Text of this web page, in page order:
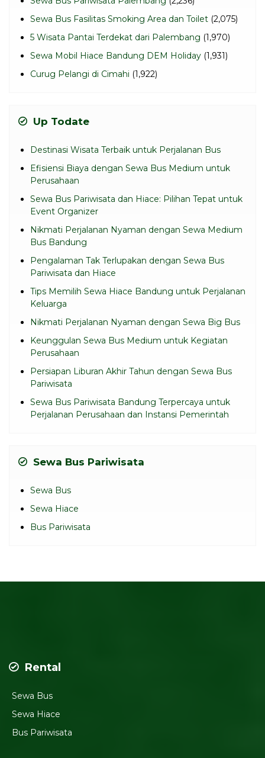
Sewa Bus Fasilitas Smoking Area dan Toilet (2,075)
5 Wisata Pantai Terdekat dari Palembang (1,970)
Sewa Mobil Hiace Bandung DEM Holiday (1,931)
Curug Pelangi di Cimahi (1,922)
Up Todate
Destinasi Wisata Terbaik untuk Perjalanan Bus
Efisiensi Biaya dengan Sewa Bus Medium untuk
Perusahaan
Sewa Bus Pariwisata dan Hiace: Pilihan Tepat untuk
Event Organizer
Nikmati Perjalanan Nyaman dengan Sewa Medium
Bus Bandung
Pengalaman Tak Terlupakan dengan Sewa Bus
Pariwisata dan Hiace
Tips Memilih Sewa Hiace Bandung untuk Perjalanan
Keluarga
Nikmati Perjalanan Nyaman dengan Sewa Big Bus
Keunggulan Sewa Bus Medium untuk Kegiatan
Perusahaan
Persiapan Liburan Akhir Tahun dengan Sewa Bus
Pariwisata
Sewa Bus Pariwisata Bandung Terpercaya untuk
Perjalanan Perusahaan dan Instansi Pemerintah
Sewa Bus Pariwisata
Sewa Bus
Sewa Hiace
Bus Pariwisata
Rental
Sewa Bus
Sewa Hiace
Bus Pariwisata